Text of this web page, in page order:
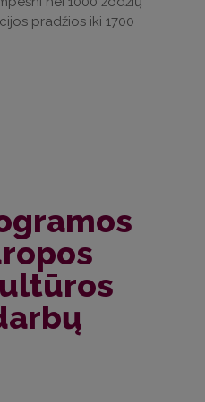
pradžios iki 1700